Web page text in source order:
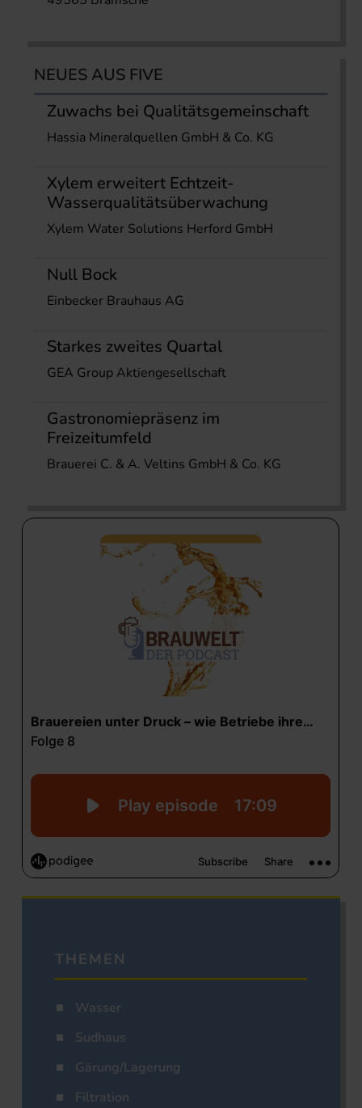
NEUES AUS FIVE
Zuwachs bei Qualitätsgemeinschaft
Hassia Mineralquellen GmbH & Co. KG
Xylem erweitert Echtzeit-
Wasserqualitätsüberwachung
Xylem Water Solutions Herford GmbH
Null Bock
Einbecker Brauhaus AG
Starkes zweites Quartal
GEA Group Aktiengesellschaft
Gastronomiepräsenz im
Freizeitumfeld
Brauerei C. & A. Veltins GmbH & Co. KG
THEMEN
Wasser
Sudhaus
Gärung/Lagerung
Filtration